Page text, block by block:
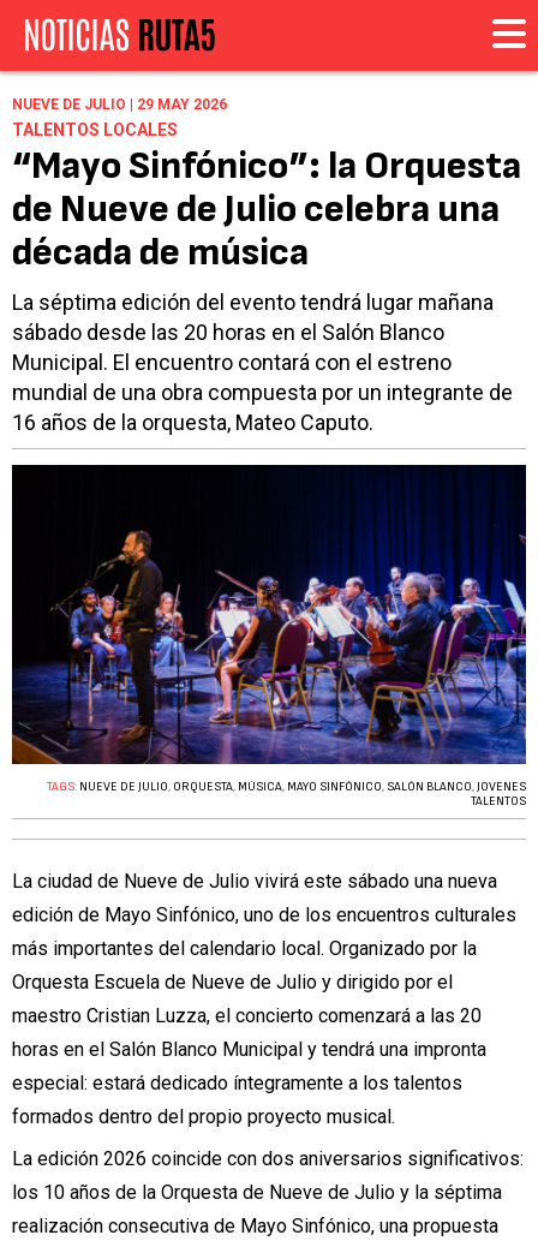
NUEVE DE JULIO | 29 MAY 2026
TALENTOS LOCALES
“Mayo Sinfónico”: la Orquesta
de Nueve de Julio celebra una
década de música
La séptima edición del evento tendrá lugar mañana
sábado desde las 20 horas en el Salón Blanco
Municipal. El encuentro contará con el estreno
mundial de una obra compuesta por un integrante de
16 años de la orquesta, Mateo Caputo.
TAGS: NUEVE DE JULIO, ORQUESTA, MÚSICA, MAYO SINFÓNICO, SALÓN BLANCO,JOVENES
TALENTOS
La ciudad de Nueve de Julio vivirá este sábado una nueva
edición de Mayo Sinfónico, uno de los encuentros culturales
más importantes del calendario local. Organizado por la
Orquesta Escuela de Nueve de Julio y dirigido por el
maestro Cristian Luzza, el concierto comenzará a las 20
horas en el Salón Blanco Municipal y tendrá una impronta
especial: estará dedicado íntegramente a los talentos
formados dentro del propio proyecto musical.
La edición 2026 coincide con dos aniversarios significativos:
los 10 años de la Orquesta de Nueve de Julio y la séptima
realización consecutiva de Mayo Sinfónico, una propuesta